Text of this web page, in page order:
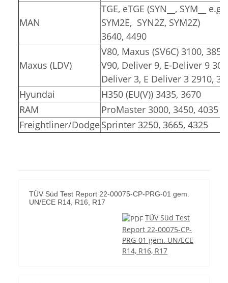
MAN
TGE, eTGE (SYN__, SYM__
SYM2E, SYN2Z, SYM2Z)
3640, 4490
Maxus (LDV)
V80, Maxus (SV6C) 3100, 3850
V90, Deliver 9, E-Deliver 9
Deliver 3, E Deliver 3 2910,
Hyundai
H350 (EU(V)) 3435, 3670
RAM
ProMaster 3000, 3450, 4035
Freightliner/DodgeSprinter 3250, 3665, 4325
TÜV Süd Test Report 22-00075-CP-PRG-01 gem.
UN/ECE R14, R16, R17
TÜV Süd Test
Report 22-00075-CP-
PRG-01 gem. UN/ECE
R14, R16, R17